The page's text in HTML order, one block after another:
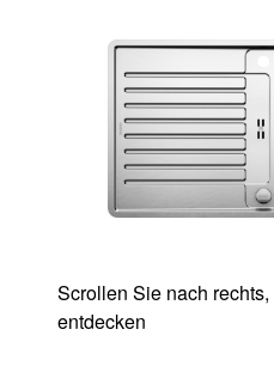
Scrollen Sie nach
entdecken